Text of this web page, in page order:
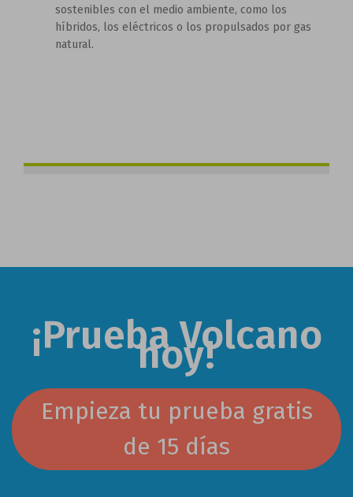
sostenibles con el medio ambiente, como los
híbridos, los eléctricos o los propulsados por gas
natural.
¡Prueba Volcano
hoy!
Empieza tu prueba gratis
de 15 días